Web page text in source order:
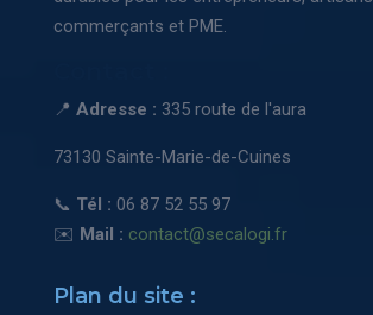
commerçants et PME.
📍 Adresse : 335 route de l'aura
73130 Sainte-Marie-de-Cuines
📞 Tél : 06 87 52 55 97
✉️ Mail : contact@secalogi.fr
Plan du site :